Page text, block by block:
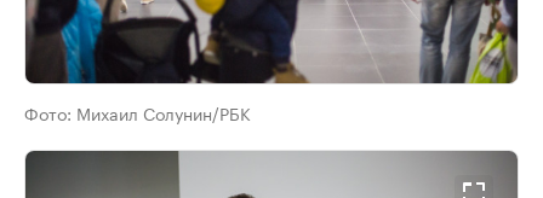
Фото: Михаил Солунин/РБК